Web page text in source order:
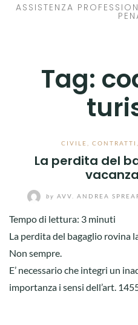
ASSISTENZA
Tag:
CIVILE CONTRATTI
La perdita del
vacanza
by AVV. ANDREA
Tempo di lettura: 3 minuti
La perdita del bagaglio rovina
Non sempre.
E’ necessario che integri un
importanza i sensi dell’art.